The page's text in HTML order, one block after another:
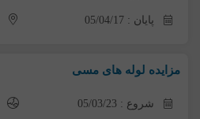
پایان : 05/04/17
مزایده لوله های مسی
شروع : 05/03/23